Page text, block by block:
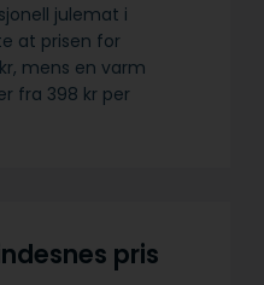
julemat i
at prisen for
mens en varm
fra 398 kr per
pris